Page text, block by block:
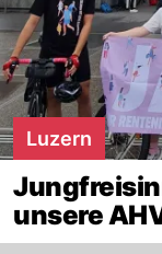
Luzern
unsere